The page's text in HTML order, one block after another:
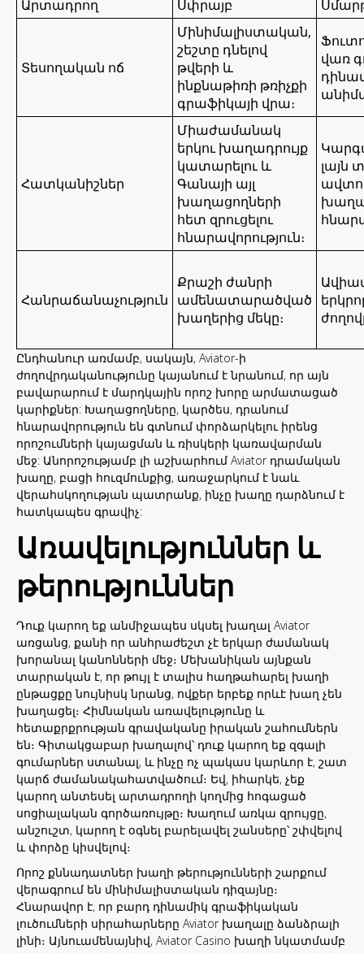
Արտադրող Սփրայբ
Տեսողական ոճ
Մինիմալիստական,
շեշտը դնելով
թվերի և
ինքնաթիռի թռիչքի
գրաֆիկայի վրա։
վառ
Հատկանիշներ
Միաժամանակ
երկու խաղադրույք
կատարելու և
Գանայի այլ
խաղացողների
հետ զրուցելու
հնարավորություն։
լայն
Հանրաճանաչություն
Քրաշի ժանրի
ամենատարածված
խաղերից մեկը։
Ընդհանուր առմամբ, սակայն, Aviator-ի
ժողովրդականությունը կայանում է նրանում, որ այն
բավարարում է մարդկային որոշ խորը արմատացած
կարիքներ: Խաղացողները, կարծես, դրանում
հնարավորություն են գտնում փորձարկելու իրենց
որոշումների կայացման և ռիսկերի կառավարման
մեջ: Անորոշությամբ լի աշխարհում Aviator դրամական
խաղը, բացի հուզմունքից, առաջարկում է նաև
վերահսկողության պատրանք, ինչը խաղը դարձնում է
հատկապես գրավիչ:
Առավելություններ և
թերություններ
Դուք կարող եք անմիջապես սկսել խաղալ Aviator
առցանց, քանի որ անհրաժեշտ չէ երկար ժամանակ
խորանալ կանոնների մեջ։ Մեխանիկան այնքան
տարրական է, որ թույլ է տալիս հաղթահարել խաղի
ընթացքը նույնիսկ նրանց, ովքեր երբեք որևէ խաղ չեն
խաղացել։ Հիմնական առավելությունը և
հետաքրքրության գրավականը իրական շահումներն
են։ Գիտակցաբար խաղալով՝ դուք կարող եք զգալի
գումարներ ստանալ, և ինչը ոչ պակաս կարևոր է, շատ
կարճ ժամանակահատվածում։ Եվ, իհարկե, չեք
կարող անտեսել արտադրողի կողմից հոգացած
սոցիալական գործառույթը։ Խաղում առկա զրույցը,
անշուշտ, կարող է օգնել բարելավել շանսերը՝ շփվելով
և փորձը կիսվելով։
Որոշ քննադատներ խաղի թերությունների շարքում
վերագրում են մինիմալիստական ​​դիզայնը։
Հնարավոր է, որ բարդ դինամիկ գրաֆիկական
լուծումների սիրահարները Aviator խաղալը ձանձրալի
լինի։ Այնուամենայնիվ, Aviator Casino խաղի նկատմամբ